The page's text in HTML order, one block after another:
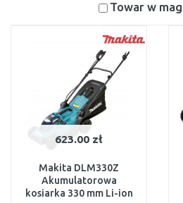
Towar w
623.00 zł
Makita DLM330Z
Akumulatorowa
kosiarka 330 mm Li-ion